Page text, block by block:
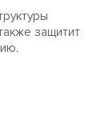
защитит